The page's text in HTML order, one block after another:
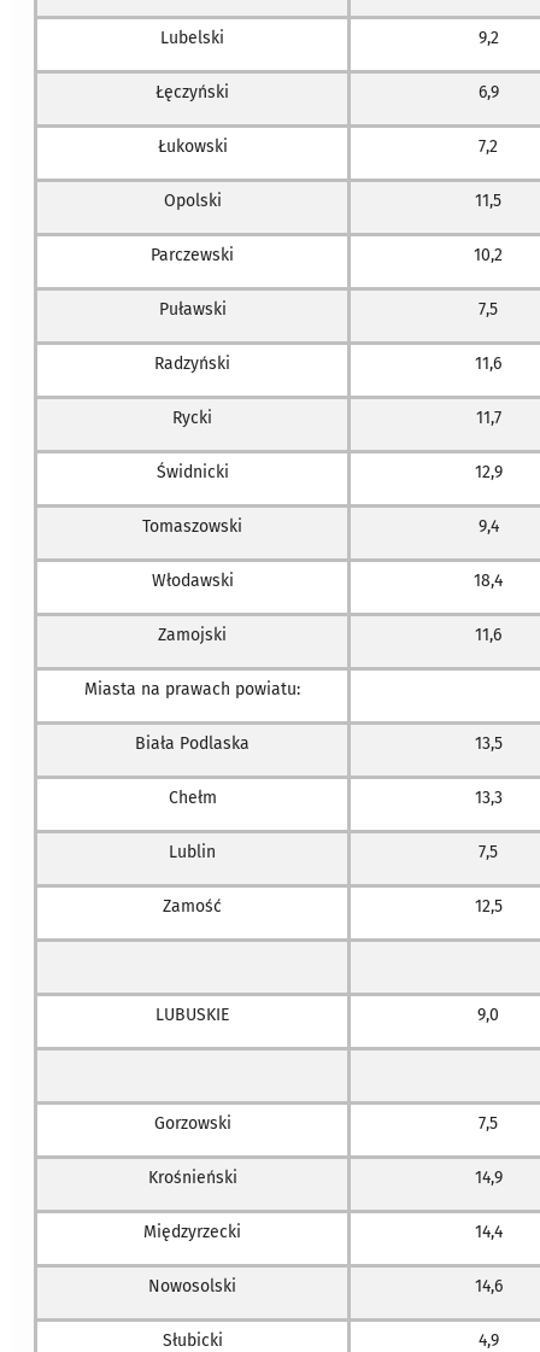
Lubelski 9,2
Łęczyński 6,9
Łukowski 7,2
Opolski 11,5
Parczewski 10,2
Puławski 7,5
Radzyński 11,6
Rycki 11,7
Świdnicki 12,9
Tomaszowski 9,4
Włodawski 18,4
Zamojski 11,6
Miasta na prawach powiatu:
Biała Podlaska 13,5
Chełm 13,3
Lublin 7,5
Zamość 12,5
LUBUSKIE 9,0
Gorzowski 7,5
Krośnieński 14,9
Międzyrzecki 14,4
Nowosolski 14,6
Słubicki 4,9